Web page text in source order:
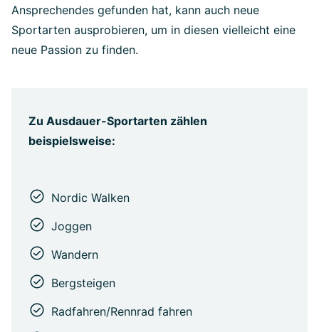
Ansprechendes gefunden hat, kann auch neue
Sportarten ausprobieren, um in diesen vielleicht eine
neue Passion zu finden.
Zu Ausdauer-Sportarten zählen
beispielsweise:
Nordic Walken
Joggen
Wandern
Bergsteigen
Radfahren/Rennrad fahren